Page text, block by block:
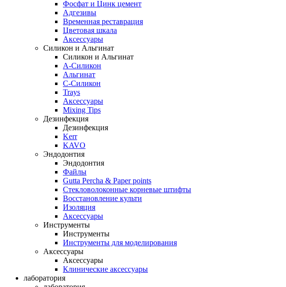
Фосфат и Цинк цемент
Адгезивы
Временная реставрация
Цветовая шкала
Аксессуары
Силикон и Альгинат
Силикон и Альгинат
A-Силикон
Альгинат
C-Силикон
Trays
Аксессуары
Mixing Tips
Дезинфекция
Дезинфекция
Kerr
KAVO
Эндодонтия
Эндодонтия
Файлы
Gutta Percha & Paper points
Стекловолоконные корневые штифты
Восстановление культи
Изоляция
Аксессуары
Инструменты
Инструменты
Инструменты для моделирования
Аксессуары
Аксессуары
Клинические аксессуары
лаборатория